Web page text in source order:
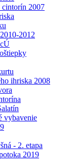
2007
2012
ihriska 2008
vybavenie
- 2. etapa
2019